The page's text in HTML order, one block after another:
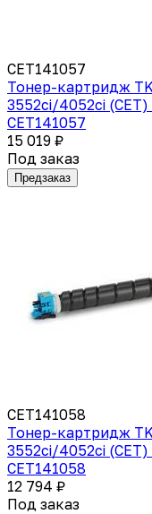
CET141057
Тонер-картридж
3552ci/4052ci
CET141057
15 019 ₽
Под заказ
Предзаказ
CET141058
Тонер-картридж
3552ci/4052ci (CET)
CET141058
12 794 ₽
Под заказ